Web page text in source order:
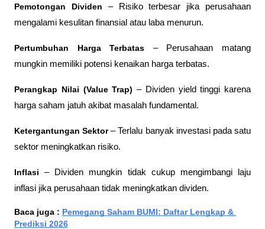
Pemotongan Dividen – Risiko terbesar jika perusahaan
mengalami kesulitan finansial atau laba menurun.
Pertumbuhan Harga Terbatas – Perusahaan matang
mungkin memiliki potensi kenaikan harga terbatas.
Perangkap Nilai (Value Trap) – Dividen yield tinggi karena
harga saham jatuh akibat masalah fundamental.
Ketergantungan Sektor – Terlalu banyak investasi pada satu
sektor meningkatkan risiko.
Inflasi – Dividen mungkin tidak cukup mengimbangi laju
inflasi jika perusahaan tidak meningkatkan dividen.
Baca juga : Pemegang Saham BUMI: Daftar Lengkap &
Prediksi 2026